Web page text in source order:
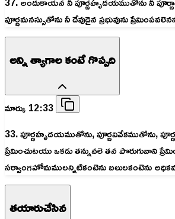
పూర్ణమనస్సుతోను నీ దేవుడైన ప్రభువును
అన్ని త్యాగాల కంటే గొప్పది
మార్కు 12:33
33. పూర్ణహృదయముతోను, పూర్ణవివేకముతోను,
ప్రేమించుటయు ఒకడు తన్నువలె తన పొరుగువాని
సర్వాంగహోమములన్నిటికంటెను బలులకంటెను
తయారుచేసిన